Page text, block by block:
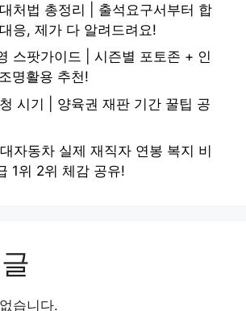
처법 총정리 | 출석요구서부터 합
응, 제가 다 알려드려요!
스팟가이드 | 시즌별 포토존 + 인
명활용 추천!
시기 | 양육권 재판 기간 꿀팁 공
자동차 실제 재직자 연봉 복지 비
1위 2위 체감 공유!
습니다.